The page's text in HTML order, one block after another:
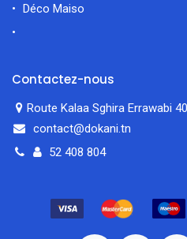
Déco Maiso
Contactez-nous
Route Kalaa Sghira Errawabi
contact@dokani.tn
52 408 804